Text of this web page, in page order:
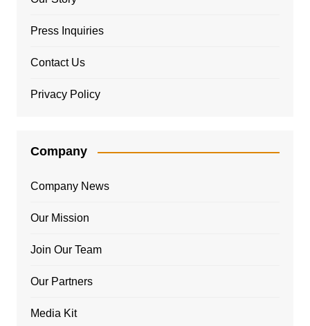
Press Inquiries
Contact Us
Privacy Policy
Company
Company News
Our Mission
Join Our Team
Our Partners
Media Kit